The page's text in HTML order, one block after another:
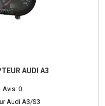
AUDI A3
Avis: 0
Audi A3/S3